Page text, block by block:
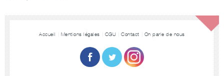
Accueil Mentions légales CGU Contact On parle de nous